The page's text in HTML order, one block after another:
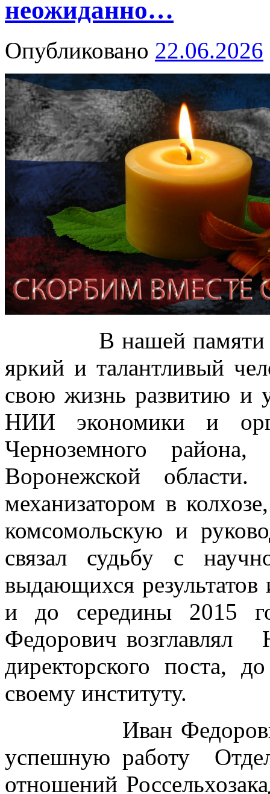
неожиданно…
Опубликовано 22.06.2026
В нашей памяти
яркий и талантливый
свою жизнь развитию и
НИИ экономики и
Черноземного
Воронежской
механизатором в
комсомольскую и
связал судьбу с
выдающихся
и до середины 2015
Федорович
директорского поста,
своему институту.
Иван Федорович
успешную работу
отношений